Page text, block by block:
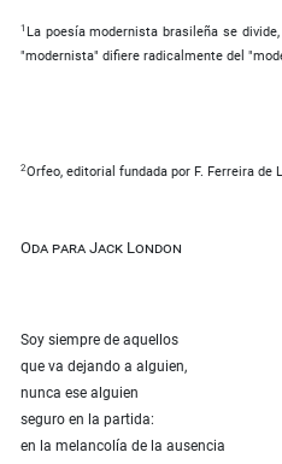
1 La poesía modernista brasileña se
"modernista" difiere radicalmente del
2Orfeo, editorial fundada por F. Ferreira
Oda para Jack London
Soy siempre de aquellos
que va dejando a alguien,
nunca ese alguien
seguro en la partida:
en la melancolía de la ausencia